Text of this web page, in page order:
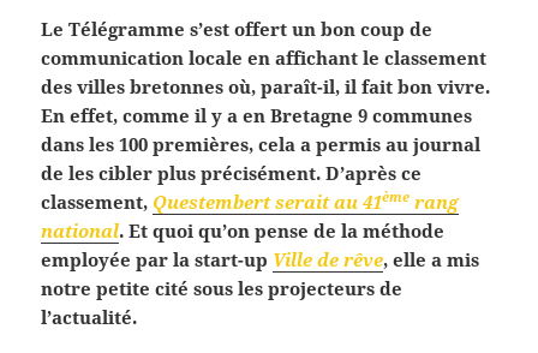
Le Télégramme s’est offert un bon coup de
communication locale en affichant le classement
des villes bretonnes où, paraît-il, il fait bon vivre.
En effet, comme il y a en Bretagne 9 communes
dans les 100 premières, cela a permis au journal
de les cibler plus précisément. D’après ce
classement, Questembert serait au 41ème rang
national. Et quoi qu’on pense de la méthode
employée par la start-up Ville de rêve, elle a mis
notre petite cité sous les projecteurs de
l’actualité.